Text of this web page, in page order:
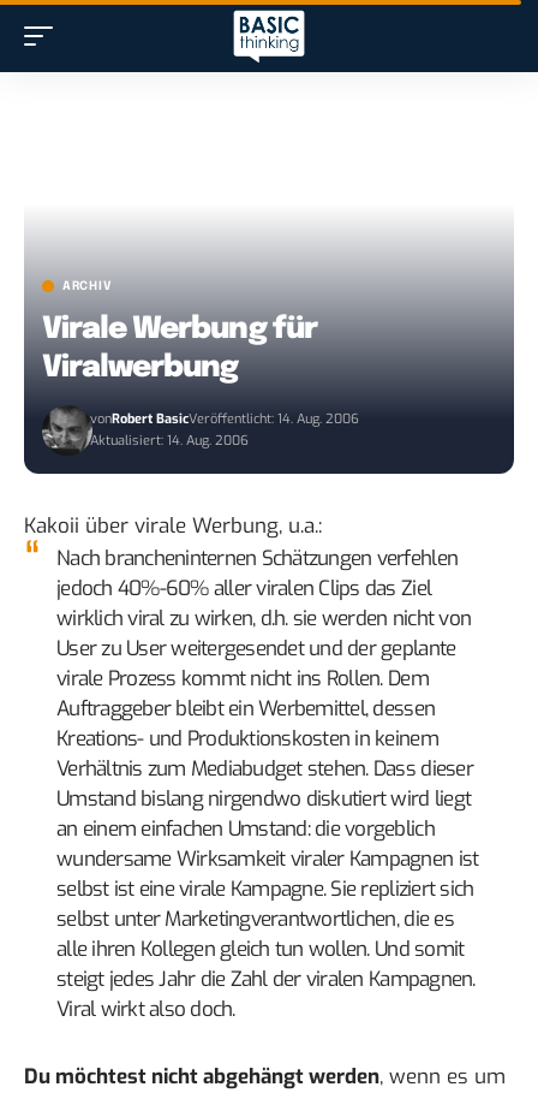
ARCHIV
Virale Werbung für
Viralwerbung
vonRobert BasicVeröffentlicht: 14. Aug. 2006
Aktualisiert: 14. Aug. 2006
Kakoii über virale Werbung, u.a.:
Nach brancheninternen Schätzungen verfehlen
jedoch 40%-60% aller viralen Clips das Ziel
wirklich viral zu wirken, d.h. sie werden nicht von
User zu User weitergesendet und der geplante
virale Prozess kommt nicht ins Rollen. Dem
Auftraggeber bleibt ein Werbemittel, dessen
Kreations- und Produktionskosten in keinem
Verhältnis zum Mediabudget stehen. Dass dieser
Umstand bislang nirgendwo diskutiert wird liegt
an einem einfachen Umstand: die vorgeblich
wundersame Wirksamkeit viraler Kampagnen ist
selbst ist eine virale Kampagne. Sie repliziert sich
selbst unter Marketingverantwortlichen, die es
alle ihren Kollegen gleich tun wollen. Und somit
steigt jedes Jahr die Zahl der viralen Kampagnen.
Viral wirkt also doch.
Du möchtest nicht abgehängt werden, wenn es um